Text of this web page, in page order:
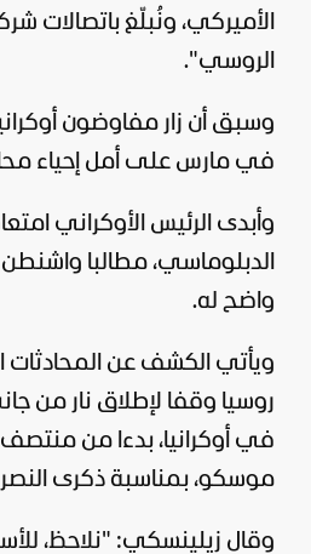
الأميركي، ونُبلّغ باتصالات
الروسي".
وسبق أن زار مفاوضون
في مارس على أمل إحياء
وأبدى الرئيس الأوكراني
الدبلوماسي، مطالبا
واضح له.
ويأتي الكشف عن المحادثات
روسيا وقفا لإطلاق نار من
في أوكرانيا، بدءا من
موسكو، بمناسبة ذكرى النصر
وقال زيلينسكي: "نلاحظ،